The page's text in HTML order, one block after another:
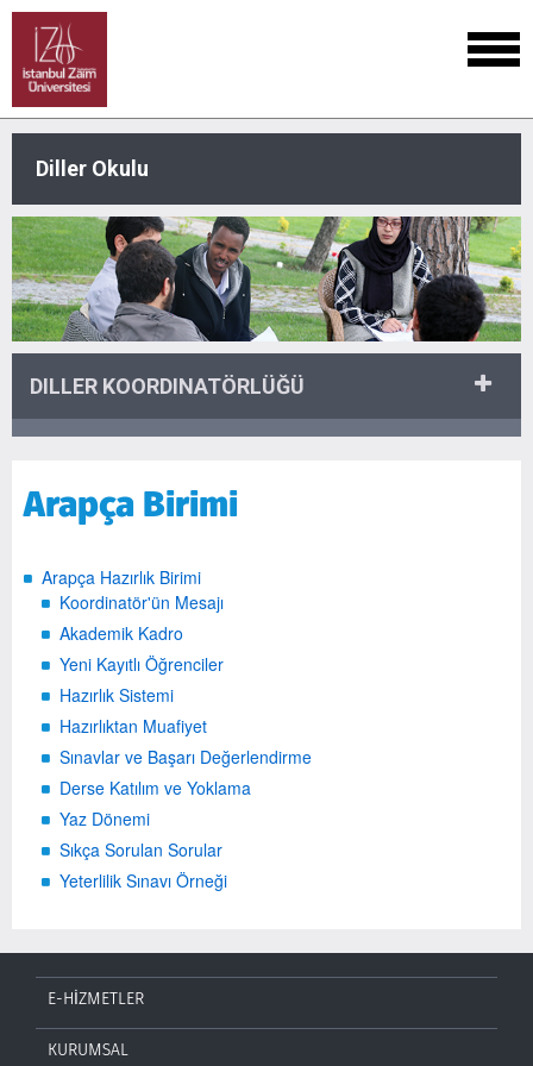
Diller Okulu
DILLER KOORDINATÖRLÜĞÜ
Arapça Birimi
Arapça Hazırlık Birimi
Koordinatör'ün Mesajı
Akademik Kadro
Yeni Kayıtlı Öğrenciler
Hazırlık Sistemi
Hazırlıktan Muafiyet
Sınavlar ve Başarı Değerlendirme
Derse Katılım ve Yoklama
Yaz Dönemi
Sıkça Sorulan Sorular
Yeterlilik Sınavı Örneği
E-HİZMETLER
KURUMSAL